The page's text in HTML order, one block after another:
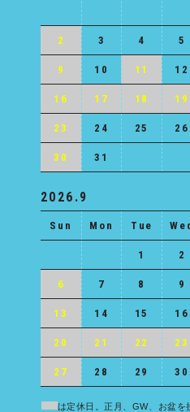
2 3 4 5
9 10 11 12
16 17 18 19
23 24 25 26
30 31
2026.9
Sun Mon Tue
1 2
6 7 8 9
13 14 15 16
20 21 22 23
27 28 29 30
は定休日。正月、GW、お盆